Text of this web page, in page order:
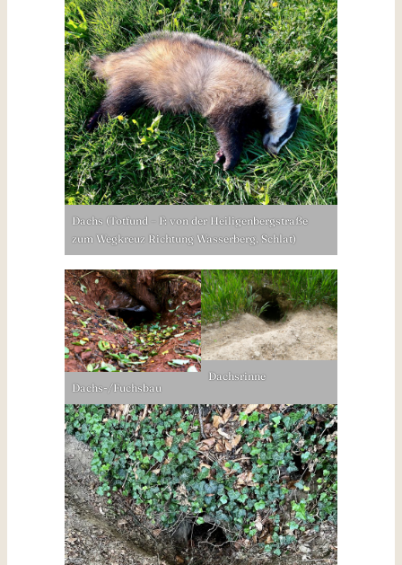
Dachs (Totfund – F: von der Heiligenbergstraße
zum Wegkreuz Richtung Wasserberg, Schlat)
Dachs-/Fuchsbau
Dachsrinne